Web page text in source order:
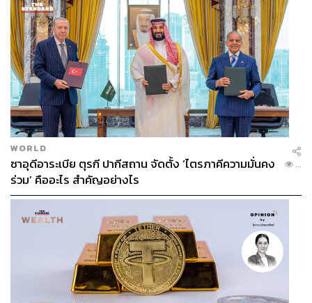
WORLD
ซาอุดีอาระเบีย ตุรกี ปากีสถาน จัดตั้ง ‘ไตรภาคีความมั่นคง
ร่วม’ คืออะไร สำคัญอย่างไร
...